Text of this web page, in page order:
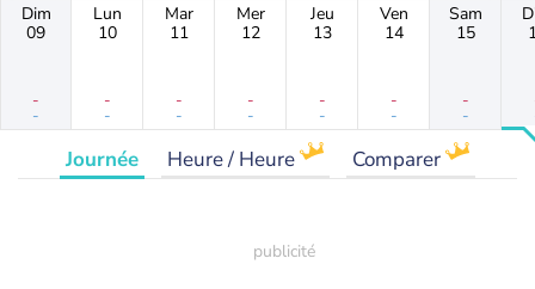
Dim
09
-
-
Lun
10
-
-
Mar
11
-
-
Mer
12
-
-
Jeu
13
-
-
Ven
14
-
-
Sam
15
-
-
Journée Heure / Heure Comparer